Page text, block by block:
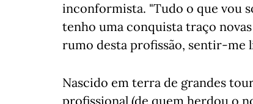
inconformista. "Tudo o que vou
tenho uma conquista traço
rumo desta profissão, sentir-me
Nascido em terra de grandes
profissional (de quem herdou o